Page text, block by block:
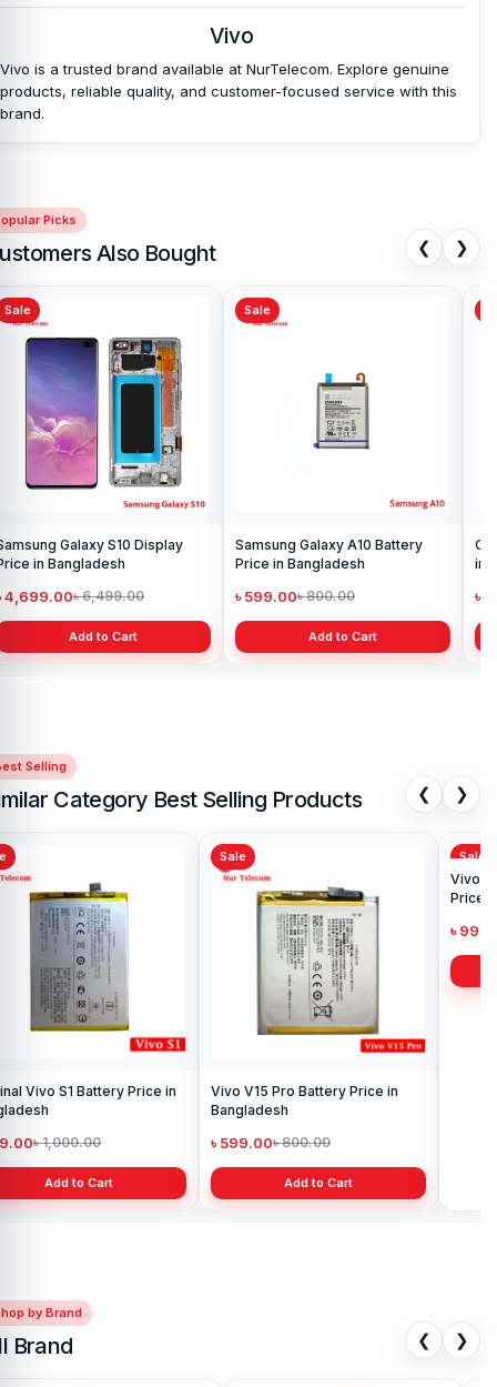
Vivo
Vivo is a trusted brand available at NurTelecom. Explore genuine
products, reliable quality, and customer-focused service with this
brand.
Picks
Also Bought ❮ ❯
Sale
Galaxy S10 Display
in Bangladesh
4,699.00৳ 6,499.00
Add to Cart
Sale
Samsung Galaxy A10 Battery
Price in Bangladesh
৳ 599.00৳ 800.00
Add to Cart
in
৳
Selling
Category Best Selling Products ❮ ❯
Sale
V15 Pro Battery Price in
599.00৳ 800.00
Add to Cart
Sale
Vivo iQOO Neo 6 Battery Latest
Price in Bangladesh
৳ 999.00৳ 1,499.00
Add to Cart
৳
by Brand
Brand ❮ ❯